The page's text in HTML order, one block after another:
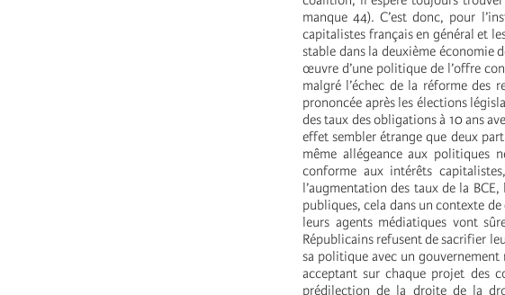
manque 44). C’est donc, pour
capitalistes français en général et
stable dans la deuxième économie
œuvre d’une politique de l’offre
malgré l’échec de la réforme des
prononcée après les élections
des taux des obligations à 10 ans
effet sembler étrange que deux
même allégeance aux politiques
conforme aux intérêts
l’augmentation des taux de la
publiques, cela dans un contexte
leurs agents médiatiques vont
Républicains refusent de sacrifier
sa politique avec un gouvernement
acceptant sur chaque projet des
prédilection de la droite de la